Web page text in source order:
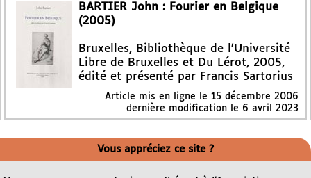
BARTIER John : Fourier en Belgique
(2005)
Bruxelles, Bibliothèque de l’Université
Libre de Bruxelles et Du Lérot, 2005,
édité et présenté par Francis Sartorius
Article mis en ligne le 15 décembre 2006
dernière modification le 6 avril 2023
Vous appréciez ce site ?